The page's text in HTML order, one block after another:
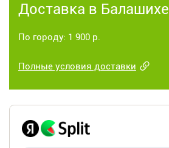
Доставка в Балашихе
По городу: 1 900 р.
Полные условия доставки